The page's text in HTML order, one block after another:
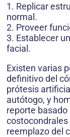
1. Replicar
normal.
2. Proveer
3. Establecer
facial.
Existen varias
definitivo del
prótesis
autótogo, y
reporte
reemplazo del